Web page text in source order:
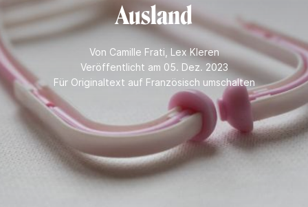
Ausland
Von Camille Frati Lex Kleren
Veröffentlicht am 05. Dez. 2023
Für Originaltext auf Französisch umschalten